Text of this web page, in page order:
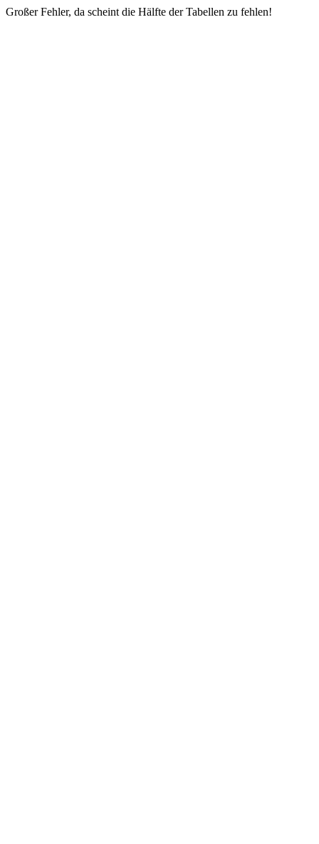
Großer Fehler, da scheint die Hälfte der Tabellen zu fehlen!